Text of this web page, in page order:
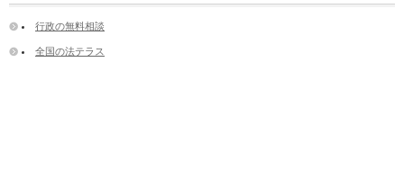
行政の無料相談
全国の法テラス